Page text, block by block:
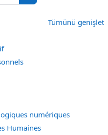
Kursları ara
Tümünü genişlet
numériques
Humaines